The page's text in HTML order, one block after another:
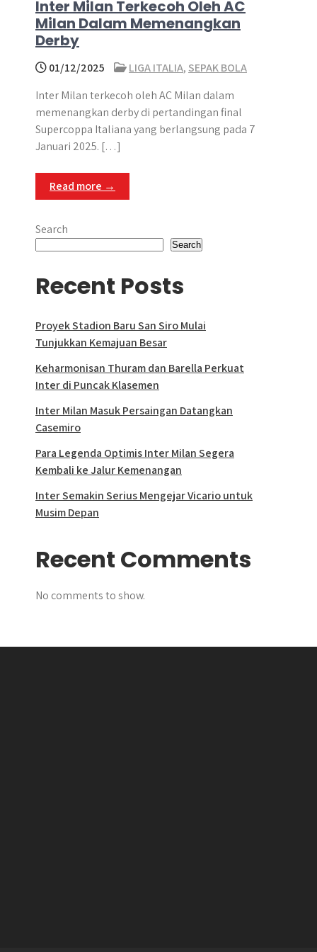
Inter Milan Terkecoh Oleh AC
Milan Dalam Memenangkan
Derby
01/12/2025 LIGA ITALIA, SEPAK BOLA
Inter Milan terkecoh oleh AC Milan dalam
memenangkan derby di pertandingan final
Supercoppa Italiana yang berlangsung pada 7
Januari 2025. […]
Read more →
Search
Search
Recent Posts
Proyek Stadion Baru San Siro Mulai
Tunjukkan Kemajuan Besar
Keharmonisan Thuram dan Barella Perkuat
Inter di Puncak Klasemen
Inter Milan Masuk Persaingan Datangkan
Casemiro
Para Legenda Optimis Inter Milan Segera
Kembali ke Jalur Kemenangan
Inter Semakin Serius Mengejar Vicario untuk
Musim Depan
Recent Comments
No comments to show.